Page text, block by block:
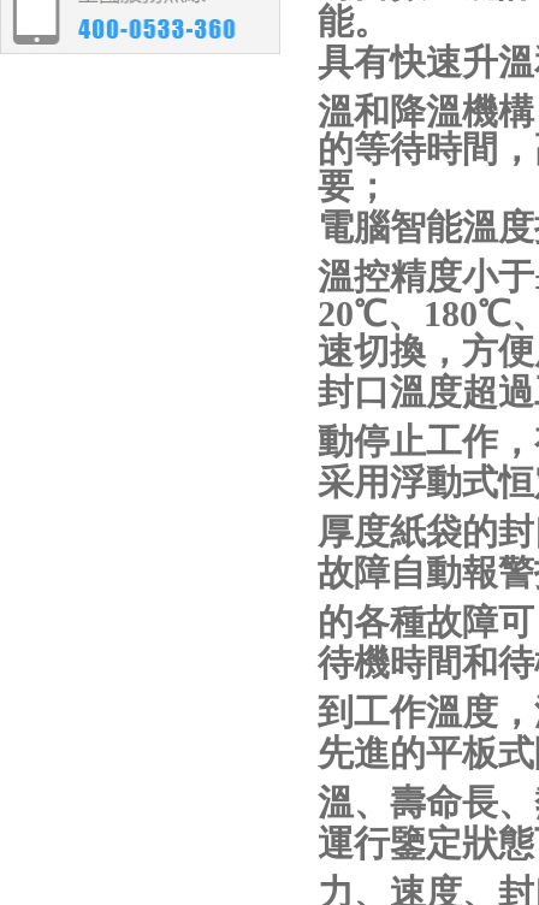
能。
具有快速升
溫和降溫機
的等待時間
要；
電腦智能溫
溫控精度小
20℃、180℃
速切換，方
封口溫度超
動停止工作
采用浮動式
厚度紙袋的
故障自動報
的各種故障
待機時間和
到工作溫度
先進的平板
溫、壽命長
運行鑒定狀
力、速度、